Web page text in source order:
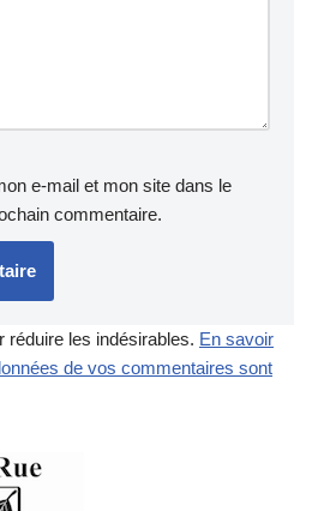
e-mail et mon site dans le
commentaire.
réduire les indésirables. En savoir
de vos commentaires sont